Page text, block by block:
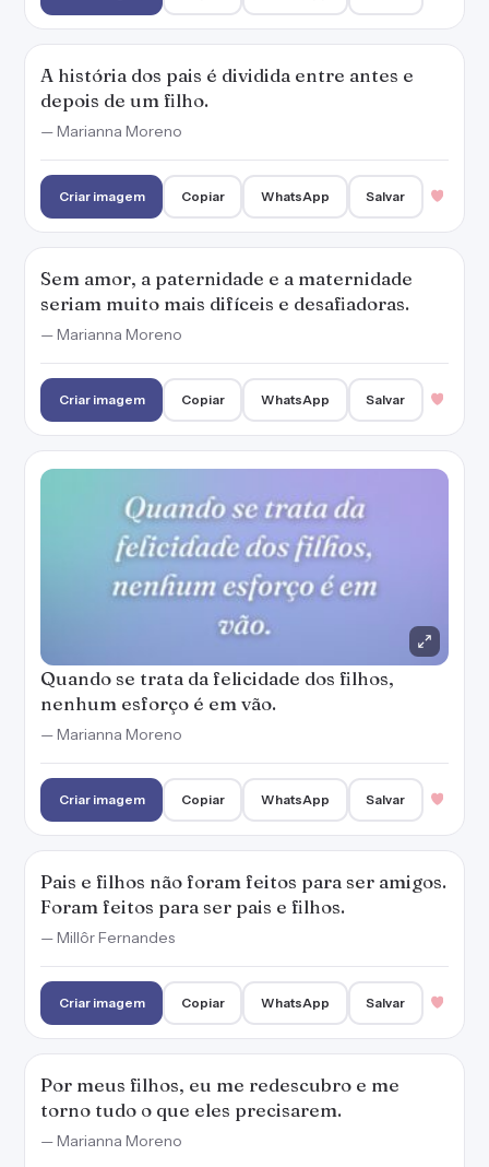
— Marianna Moreno
Criar imagem Copiar WhatsApp Salvar
nenhum esforço é em vão.
— Marianna Moreno
Pais e filhos não foram feitos para ser amigos.
Foram feitos para ser pais e filhos.
Criar imagem Copiar WhatsApp Salvar
Por meus filhos, eu me redescubro e me
torno tudo o que eles precisarem.
— Marianna Moreno
Criar imagem Copiar WhatsApp Salvar